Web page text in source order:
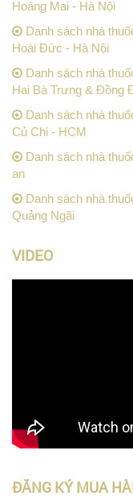
Hoàng Mai - Hà Nội
Danh sách nhà
Hoài Đức - Hà Nội
Danh sách nhà
Hai Bà Trưng & Đồng
Danh sách nhà
Củ Chi - HCM
Danh sách nhà
an
Danh sách nhà
Quảng Ngãi
VIDEO
ĐĂNG KÝ MUA